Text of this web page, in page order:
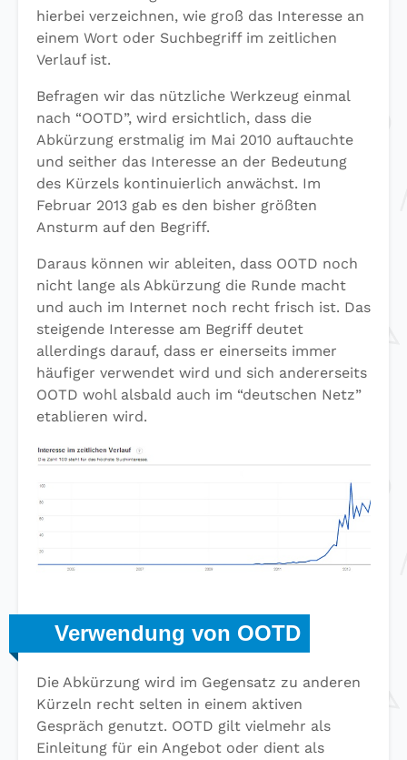
hierbei verzeichnen, wie groß das Interesse an
einem Wort oder Suchbegriff im zeitlichen
Verlauf ist.
Befragen wir das nützliche Werkzeug einmal
nach “OOTD”, wird ersichtlich, dass die
Abkürzung erstmalig im Mai 2010 auftauchte
und seither das Interesse an der Bedeutung
des Kürzels kontinuierlich anwächst. Im
Februar 2013 gab es den bisher größten
Ansturm auf den Begriff.
Daraus können wir ableiten, dass OOTD noch
nicht lange als Abkürzung die Runde macht
und auch im Internet noch recht frisch ist. Das
steigende Interesse am Begriff deutet
allerdings darauf, dass er einerseits immer
häufiger verwendet wird und sich andererseits
OOTD wohl alsbald auch im “deutschen Netz”
etablieren wird.
Verwendung von OOTD
Die Abkürzung wird im Gegensatz zu anderen
Kürzeln recht selten in einem aktiven
Gespräch genutzt. OOTD gilt vielmehr als
Einleitung für ein Angebot oder dient als